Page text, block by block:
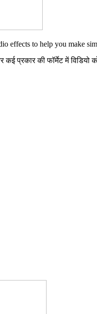
effects to help you make
प्रकार की फॉर्मेट में विडियो